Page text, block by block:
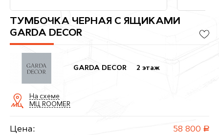
ТУМБОЧКА ЧЕРНАЯ С ЯЩИКАМИ
GARDA DECOR
GARDA DECOR 2 этаж
На схеме
МЦ ROOMER
Цена: 58 800 руб.